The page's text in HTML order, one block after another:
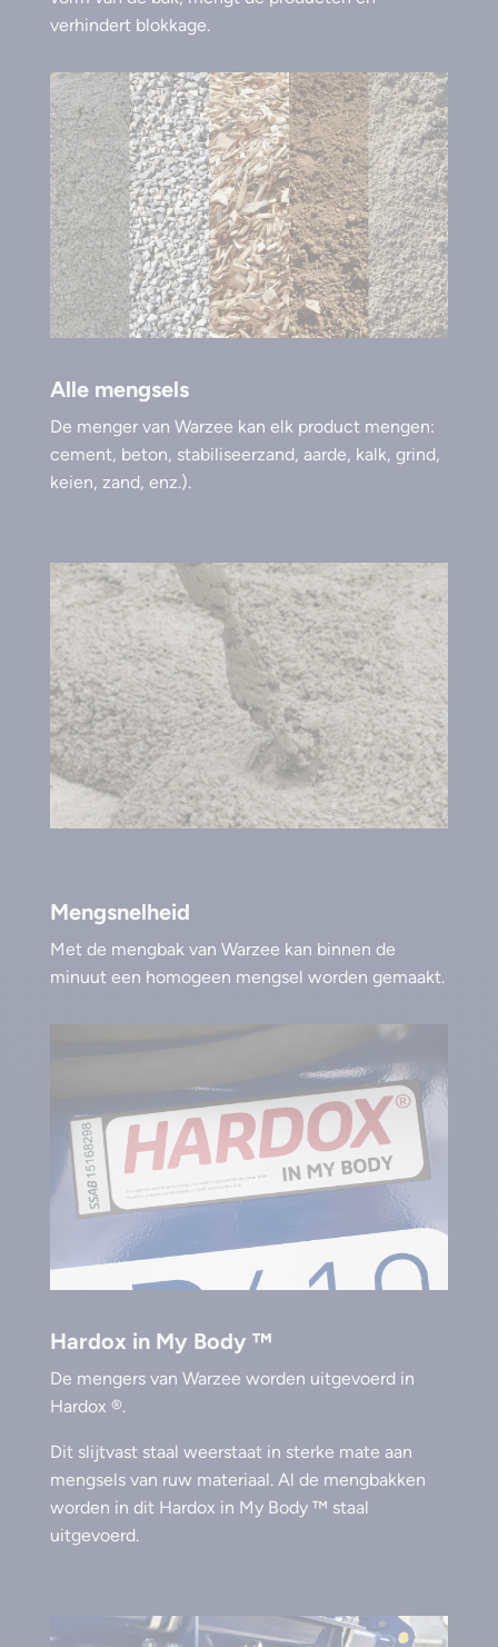
verhindert blokkage.
Alle mengsels
De menger van Warzee kan elk product mengen:
cement, beton, stabiliseerzand, aarde, kalk, grind,
keien, zand, enz.).
Mengsnelheid
Met de mengbak van Warzee kan binnen de
minuut een homogeen mengsel worden gemaakt.
Hardox in My Body ™
De mengers van Warzee worden uitgevoerd in
Hardox ®.
Dit slijtvast staal weerstaat in sterke mate aan
mengsels van ruw materiaal. Al de mengbakken
worden in dit Hardox in My Body ™ staal
uitgevoerd.